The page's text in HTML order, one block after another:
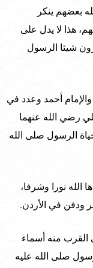
بعضهم ينكر
هذا لا يدل على
شيئا الرسول
أحمد وعدد في
رضي الله عنهما
الرسول صلى الله
الله نورا وشرفا،
ودفن في الأردن.
القرب منه أسماء
صلى الله عليه